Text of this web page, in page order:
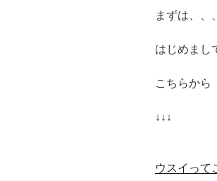
まずは、、、
はじめまし
こちらから
↓↓↓
ウスイって